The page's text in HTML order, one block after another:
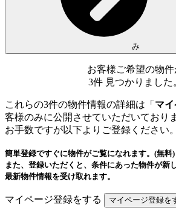
み
お客様ご希望の物件
3件 見つかりました
これらの3件の物件情報の詳細は「 マ
客様のみに公開させていただいており
お手数ですが以下よりご登録ください。
簡単登録ですぐに物件がご覧になれます。(無料)
また、登録いただくと、条件にあった物件が新
最新物件情報を受け取れます。
マイページ登録をする